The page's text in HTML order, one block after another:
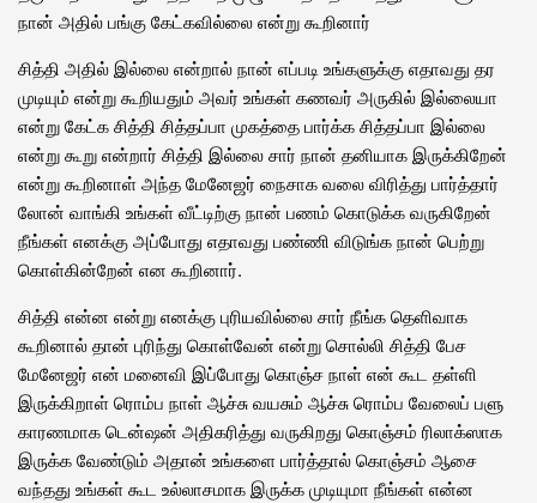
நான் அதில் பங்கு கேட்கவில்லை என்று கூறினார்
சித்தி அதில் இல்லை என்றால் நான் எப்படி உங்களுக்கு எதாவது தர
முடியும் என்று கூறியதும் அவர் உங்கள் கணவர் அருகில் இல்லையா
என்று கேட்க சித்தி சித்தப்பா முகத்தை பார்க்க சித்தப்பா இல்லை
என்று கூறு என்றார் சித்தி இல்லை சார் நான் தனியாக இருக்கிறேன்
என்று கூறினாள் அந்த மேனேஜர் நைசாக வலை விரித்து பார்த்தார்
லோன் வாங்கி உங்கள் வீட்டிற்கு நான் பணம் கொடுக்க வருகிறேன்
நீங்கள் எனக்கு அப்போது எதாவது பண்ணி விடுங்க நான் பெற்று
கொள்கின்றேன் என கூறினார்.
சித்தி என்ன என்று எனக்கு புரியவில்லை சார் நீங்க தெளிவாக
கூறினால் தான் புரிந்து கொள்வேன் என்று சொல்லி சித்தி பேச
மேனேஜர் என் மனைவி இப்போது கொஞ்ச நாள் என் கூட தள்ளி
இருக்கிறாள் ரொம்ப நாள் ஆச்சு வயசும் ஆச்சு ரொம்ப வேலைப் பளு
காரணமாக டென்ஷன் அதிகரித்து வருகிறது கொஞ்சம் ரிலாக்ஸாக
இருக்க வேண்டும் அதான் உங்களை பார்த்தால் கொஞ்சம் ஆசை
வந்தது உங்கள் கூட உல்லாசமாக இருக்க முடியுமா நீங்கள் என்ன